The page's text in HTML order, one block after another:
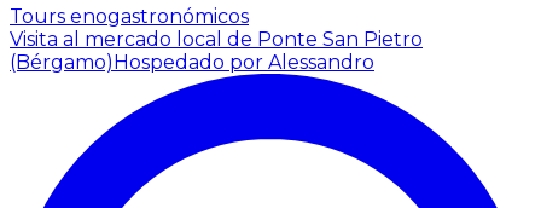
Tours enogastronómicos
Visita al mercado local de Ponte San Pietro
(Bérgamo)Hospedado por Alessandro